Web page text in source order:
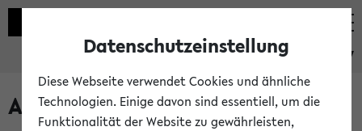
eKVV
Archivierte Studiengänge
Datenschutzeinstellung
Diese Webseite verwendet Cookies und ähnliche
Technologien. Einige davon sind essentiell, um die
Funktionalität der Website zu gewährleisten,